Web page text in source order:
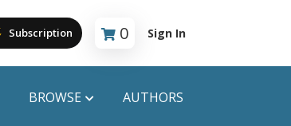
Subscription 0
Cart is empty
Sign In
BROWSE AUTHORS